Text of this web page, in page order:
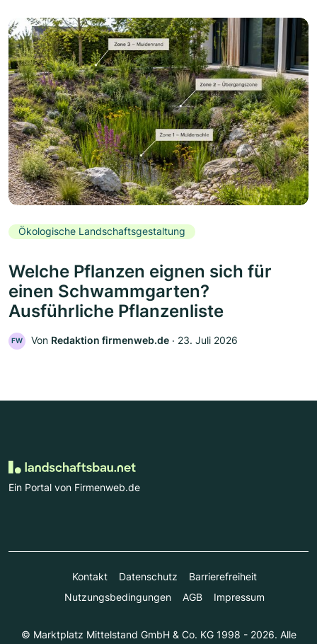
Ökologische Landschaftsgestaltung
Welche Pflanzen eignen sich für
einen Schwammgarten?
Ausführliche Pflanzenliste
FW Von Redaktion firmenweb.de ‧ 23. Juli 2026
Ein Portal von Firmenweb.de
Kontakt Datenschutz
Barrierefreiheit
Nutzungsbedingungen
AGB Impressum
© Marktplatz Mittelstand GmbH & Co. KG 1998 - 2026. Alle